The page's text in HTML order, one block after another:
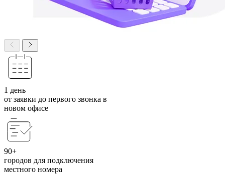
1 день
от заявки до первого звонка в
новом офисе
90+
городов для подключения
местного номера